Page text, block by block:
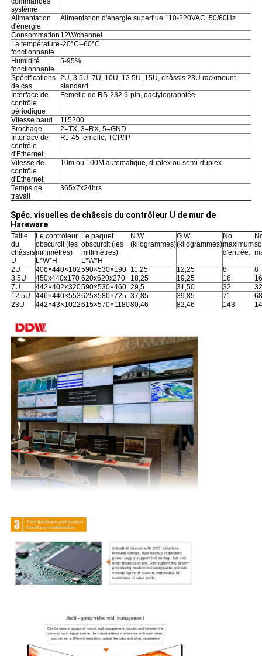
système
Alimentation
d'énergie
Alimentation d'énergie superflue 110-220VAC, 50/60Hz
Consommation 12W/channel
La température
fonctionnante
-20°C--60°C
Humidité
fonctionnante
5-95%
Spécifications
de cas
2U, 3.5U, 7U, 10U, 12.5U, 15U, châssis 23U rackmount
standard
Interface de
contrôle
périodique
Femelle de RS-232,9-pin, dactylographiée
Vitesse baud
115200
Brochage
2=TX, 3=RX, 5=GND
Interface de
contrôle
d'Ethernet
RJ-45 femelle, TCP/IP
Vitesse de
contrôle
d'Ethernet
10m ou 100M automatique, duplex ou semi-duplex
Temps de
travail
365x7x24hrs
Spéc. visuelles de châssis du contrôleur U de mur de
Hareware
Taille
du
châssis
U
Le contrôleur
obscurcit (les
millimètres)
L*W*H
Le paquet
obscurcit (les
millimètres)
L*W*H
N.W
(kilogrammes)
G.W
(kilogrammes)
No.
maximum
d'entrée.
2U 406×440×102590×530×190 11,25 12,25 8
8
3.5U
450x440x170 620x620x270 18,25 19,25 16
16
7U
442×402×320590×530×460 29,5 31,50 32
32
12.5U
446×440×553625×580×725 37,85 39,85 71
68
23U
442×43×1022615×570×118080,46 82,46 143